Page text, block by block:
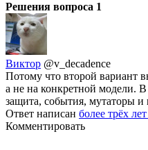
Решения вопроса 1
Виктор @v_decadence
Потому что второй вариант
а не на конкретной модели. В
защита, события, мутаторы
Ответ написан более трёх
Комментировать